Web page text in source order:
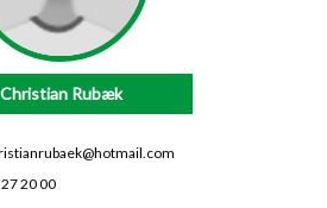
Christian Rubæk
20 00